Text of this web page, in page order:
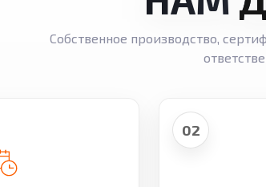
Собственное производство,
02